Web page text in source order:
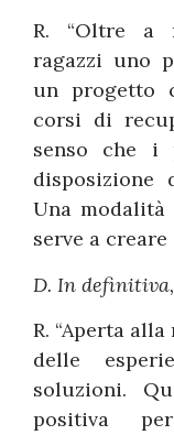
R. “Oltre a
ragazzi uno
un progetto
corsi di
senso che i
Una modalità
serve a creare
D. In
R. “Aperta
delle
soluzioni.
positiva